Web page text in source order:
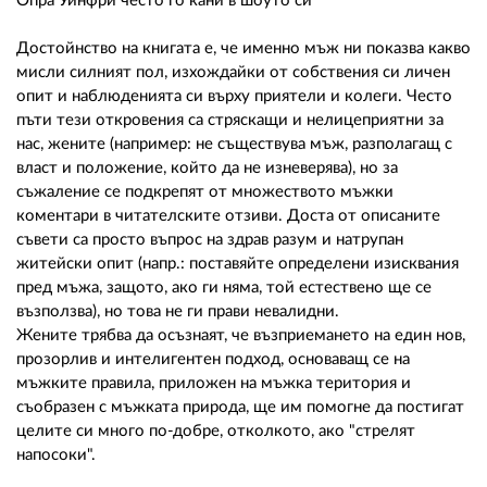
Достойнство на книгата е, че именно мъж ни показва какво
мисли силният пол, изхождайки от собствения си личен
опит и наблюденията си върху приятели и колеги. Често
пъти тези откровения са стряскащи и нелицеприятни за
нас, жените (например: не съществува мъж, разполагащ с
власт и положение, който да не изневерява), но за
съжаление се подкрепят от множеството мъжки
коментари в читателските отзиви. Доста от описаните
съвети са просто въпрос на здрав разум и натрупан
житейски опит (напр.: поставяйте определени изисквания
пред мъжа, защото, ако ги няма, той естествено ще се
възползва), но това не ги прави невалидни.
Жените трябва да осъзнаят, че възприемането на един нов,
прозорлив и интелигентен подход, основаващ се на
мъжките правила, приложен на мъжка територия и
съобразен с мъжката природа, ще им помогне да постигат
целите си много по-добре, отколкото, ако "стрелят
напосоки".